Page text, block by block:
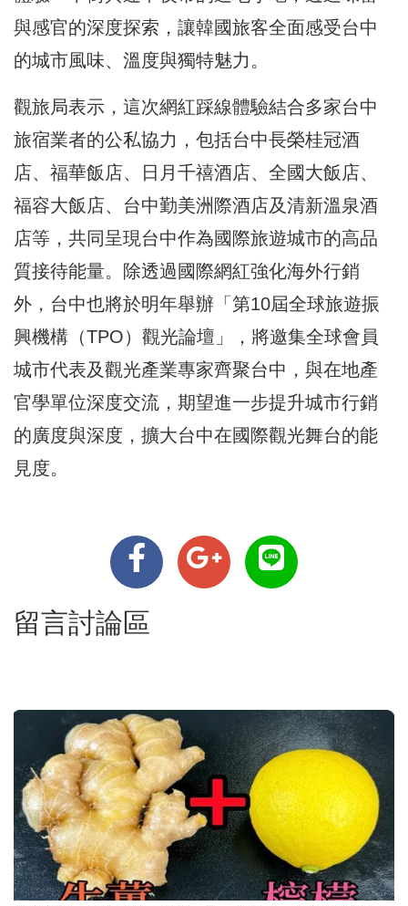
與感官的深度探索，讓韓國旅客全面感受台中
的城市風味、溫度與獨特魅力。
觀旅局表示，這次網紅踩線體驗結合多家台中
旅宿業者的公私協力，包括台中長榮桂冠酒
店、福華飯店、日月千禧酒店、全國大飯店、
福容大飯店、台中勤美洲際酒店及清新溫泉酒
店等，共同呈現台中作為國際旅遊城市的高品
質接待能量。除透過國際網紅強化海外行銷
外，台中也將於明年舉辦「第10屆全球旅遊振
興機構（TPO）觀光論壇」，將邀集全球會員
城市代表及觀光產業專家齊聚台中，與在地產
官學單位深度交流，期望進一步提升城市行銷
的廣度與深度，擴大台中在國際觀光舞台的能
見度。
留言討論區